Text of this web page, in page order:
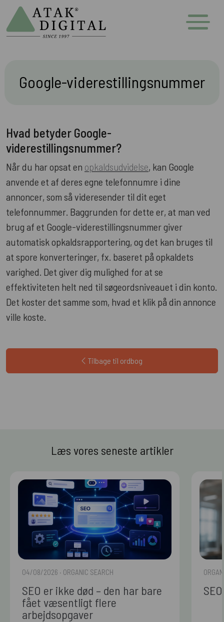
Google-viderestillingsnummer
Hvad betyder Google-
viderestillingsnummer?
Når du har opsat en opkaldsudvidelse, kan Google
anvende et af deres egne telefonnumre i dine
annoncer, som så videresender til dit eget
telefonnummer. Baggrunden for dette er, at man ved
brug af et Google-viderestillingsnummer giver
automatisk opkaldsrapportering, og det kan bruges til
at spore konverteringer, fx. baseret på opkaldets
varighed. Det giver dig mulighed for at se
effektiviteten helt ned til søgeordsniveauet i din konto.
Det koster det samme som, hvad et klik på din annonce
ville koste.
Tilbage til ordbog
Læs vores seneste artikler
04/08/2026 · ORGANIC SEARCH
SEO er ikke død – den har bare
fået væsentligt flere
arbejdsopgaver